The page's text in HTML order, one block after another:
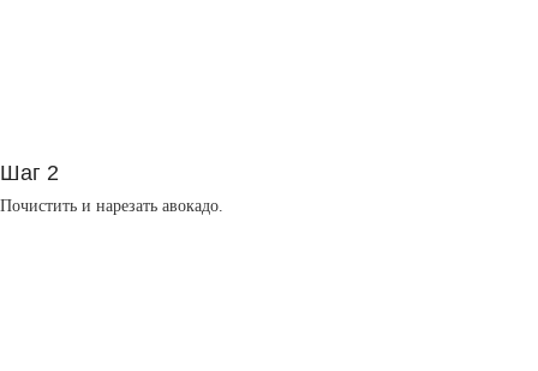
Шаг 2
Почистить и нарезать авокадо.